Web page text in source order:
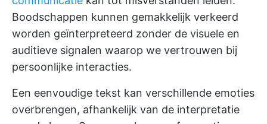
Boodschappen kunnen gemakkelijk verkeerd
worden geïnterpreteerd zonder de visuele en
auditieve signalen waarop we vertrouwen bij
persoonlijke interacties.
Een eenvoudige tekst kan verschillende emoties
overbrengen, afhankelijk van de interpretatie